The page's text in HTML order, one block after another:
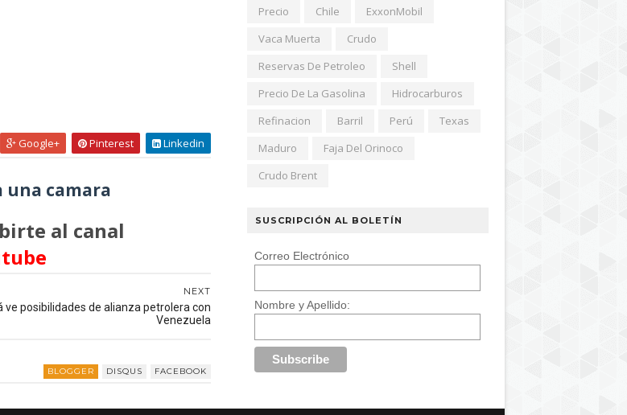
Google+ Pinterest Linkedin
una camara
al canal
NEXT
ve posibilidades de alianza petrolera con
Venezuela
BLOGGER DISQUS FACEBOOK
Precio
Chile
ExxonMobil
Vaca Muerta
Crudo
Reservas De Petroleo
Shell
Precio De La Gasolina
Hidrocarburos
Refinacion
Barril Perú
Texas
Maduro
Faja Del Orinoco
Crudo Brent
SUSCRIPCIÓN AL BOLETÍN
Correo Electrónico
Nombre y Apellido: